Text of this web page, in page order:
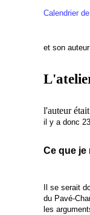
Calendrier
et son
l'auteur
il y a donc
Ce que je
Il se serait
du Pavé-
les